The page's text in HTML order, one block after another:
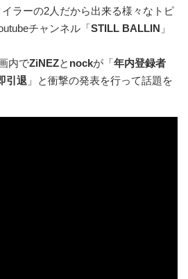
ラーの2人だから出来る様々なトピ
チャンネル「STILL BALLIN 」
内でZiNEZと nockが「年内登録者
引退 」と衝撃の発表を行って話題を